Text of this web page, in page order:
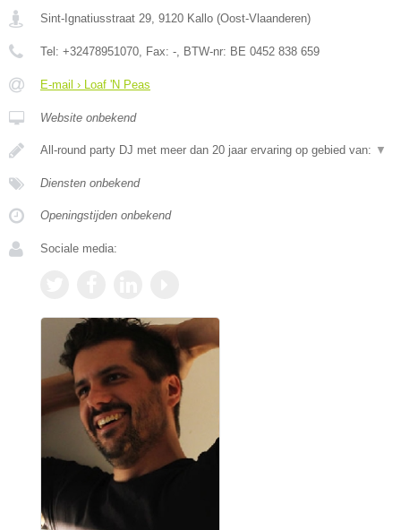
Sint-Ignatiusstraat 29, 9120 Kallo (Oost-Vlaanderen)
Tel: +32478951070, Fax: -, BTW-nr: BE 0452 838 659
E-mail › Loaf 'N Peas
Website onbekend
All-round party DJ met meer dan 20 jaar ervaring op gebied van: ▼
Diensten onbekend
Openingstijden onbekend
Sociale media: